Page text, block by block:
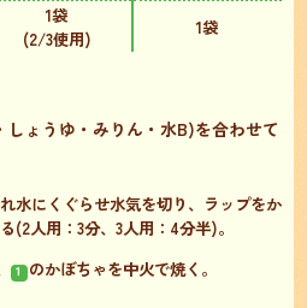
1袋
(2/3使用)
1袋
ょうゆ・みりん・水B)を合わせて
水にくぐらせ水気を切り、ラップをか
(2人用：3分、3人用：4分半)。
1 のかぼちゃを中火で焼く。